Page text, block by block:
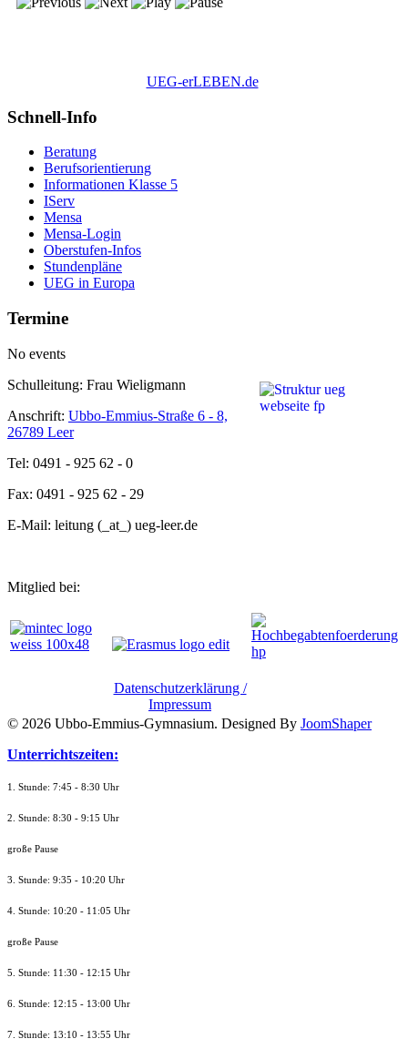
UEG-erLEBEN.de
Schnell-Info
Beratung
Berufsorientierung
Informationen Klasse 5
IServ
Mensa
Mensa-Login
Oberstufen-Infos
Stundenpläne
UEG in Europa
Termine
No events
Schulleitung: Frau Wieligmann
Anschrift: Ubbo-Emmius-Straße 6 - 8,
26789 Leer
Tel: 0491 - 925 62 - 0
Fax: 0491 - 925 62 - 29
E-Mail: leitung (_at_) ueg-leer.de
Mitglied bei:
Datenschutzerklärung /
Impressum
© 2026 Ubbo-Emmius-Gymnasium. Designed By JoomShaper
Unterrichtszeiten:
1. Stunde: 7:45 - 8:30 Uhr
2. Stunde: 8:30 - 9:15 Uhr
große Pause
3. Stunde: 9:35 - 10:20 Uhr
4. Stunde: 10:20 - 11:05 Uhr
große Pause
5. Stunde: 11:30 - 12:15 Uhr
6. Stunde: 12:15 - 13:00 Uhr
7. Stunde: 13:10 - 13:55 Uhr